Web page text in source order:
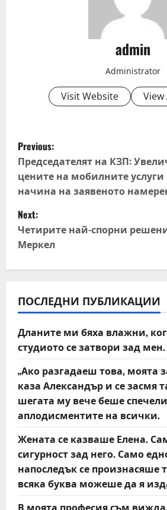
admin
Administrator
Visit Website View
P
o
s
t
n
a
v
i
g
a
t
i
o
n
Previous:
Председателят на КЗП:
цените на мобилните услуги
начина на заявеното
Next:
Четирите най-спорни
Меркел
ПОСЛЕДНИ ПУБЛИКАЦИИ
Дланите ми бяха влажни,
студиото се затвори зад мен.
„Ако разгадаеш това, моята
каза Александър и се засмя
шегата му вече беше
аплодисментите на всички.
Жената се казваше Елена.
сигурност зад него. Само
напоследък се произнасяше
всяка буква можеше да я
В моята професия съм